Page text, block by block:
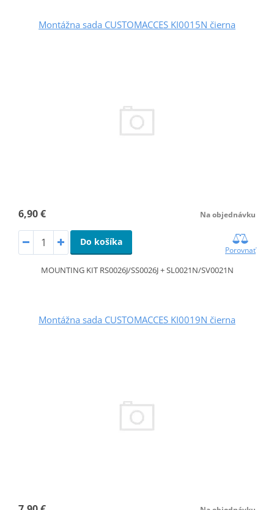
Montážna sada CUSTOMACCES KI0015N čierna
6,90 € Na objednávku
Do košíka
Porovnať
MOUNTING KIT RS0026J/SS0026J + SL0021N/SV0021N
Montážna sada CUSTOMACCES KI0019N čierna